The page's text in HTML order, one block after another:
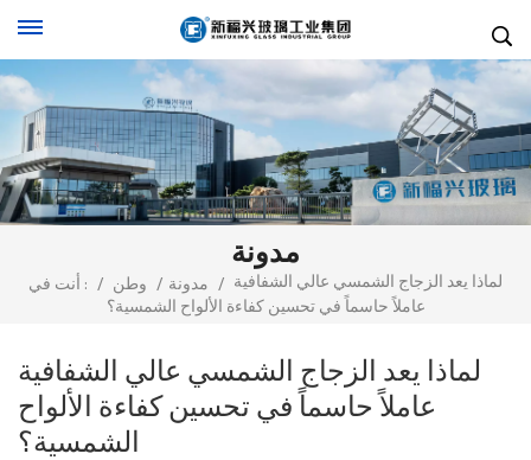
مدونة
أنت في : / وطن / مدونة / لماذا يعد الزجاج الشمسي عالي الشفافية
عاملاً حاسماً في تحسين كفاءة الألواح الشمسية؟
لماذا يعد الزجاج الشمسي عالي الشفافية
عاملاً حاسماً في تحسين كفاءة الألواح
الشمسية؟